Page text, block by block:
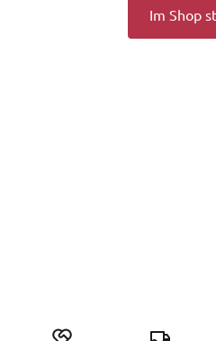
Im Shop